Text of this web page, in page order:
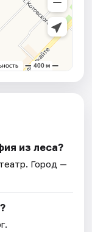
из леса?
. Город —